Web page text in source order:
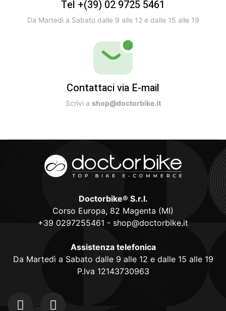
Tel +(39) 02 9725 5461
Da Martedì a Sabato dalle 9 alle 12 e dalle 15 alle 19
Contattaci via E-mail
Scrivi a shop@doctorbike.it
Doctorbike® S.r.l.
Corso Europa, 82 Magenta (MI)
+39 0297255461 - shop@doctorbike.it
Assistenza telefonica
Da Martedì a Sabato dalle 9 alle 12 e dalle 15 alle 19
P.Iva 12143730963